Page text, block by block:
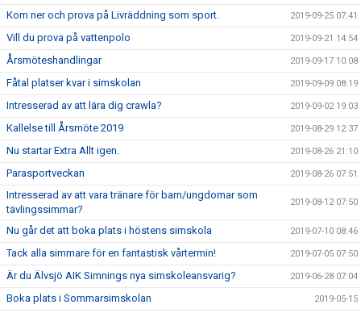
Kom ner och prova på Livräddning som sport. 2019-09-25 07:41
Vill du prova på vattenpolo 2019-09-21 14:54
Årsmöteshandlingar 2019-09-17 10:08
Fåtal platser kvar i simskolan 2019-09-09 08:19
Intresserad av att lära dig crawla? 2019-09-02 19:03
Kallelse till Årsmöte 2019 2019-08-29 12:37
Nu startar Extra Allt igen. 2019-08-26 21:10
Parasportveckan 2019-08-26 07:51
Intresserad av att vara tränare för barn/ungdomar som
tävlingssimmar?
2019-08-12 07:50
Nu går det att boka plats i höstens simskola 2019-07-10 08:46
Tack alla simmare för en fantastisk vårtermin! 2019-07-05 07:50
Är du Älvsjö AIK Simnings nya simskoleansvarig? 2019-06-28 07:04
Boka plats i Sommarsimskolan 2019-05-15